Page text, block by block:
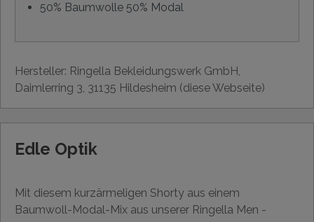
50% Baumwolle 50% Modal
Hersteller: Ringella Bekleidungswerk GmbH,
Daimlerring 3, 31135 Hildesheim (diese Webseite)
Edle Optik
Mit diesem kurzärmeligen Shorty aus einem
Baumwoll-Modal-Mix aus unserer Ringella Men -